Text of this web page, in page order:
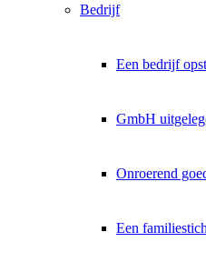
Bedrijf
Een bedrijf
GmbH
Onroerend
Een